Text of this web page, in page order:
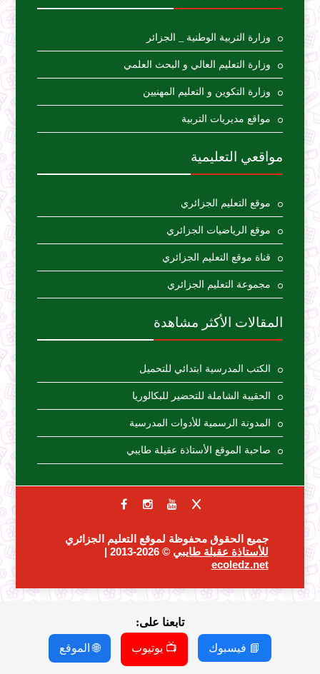
وزارة التربية الوطنية _ الجزائر
وزارة التعليم العالي و البحث العلمي
وزارة التكوين و التعليم المهنيين
مواقع مديريات التربية
مواقعي التعليمية
موقع التعليم الجزائري
موقع الرياضيات الجزائري
قناة موقع التعليم الجزائري
مجموعة التعليم الجزائري
المقالات الأكثر مشاهدة
الكتب المدرسية ابتدائي للتحميل
الحقيبة الشاملة للتحضير للبكالوريا
المدونة الرسمية للأدوات المدرسية
صاحبة الموقع الأستاذة عقيلة طايبي
جميع الحقوق محفوظة لموقع التعليم الجزائري
للأستاذة عقيلة طايبي © 2026-2013 |
ecoledz.net
تابعنا على:
📘 فيسبوك 📺 يوتيوب 🌐 الموقع